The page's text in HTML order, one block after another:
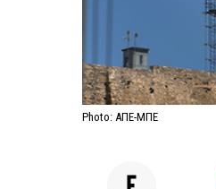
Photo: ΑΠΕ-ΜΠΕ